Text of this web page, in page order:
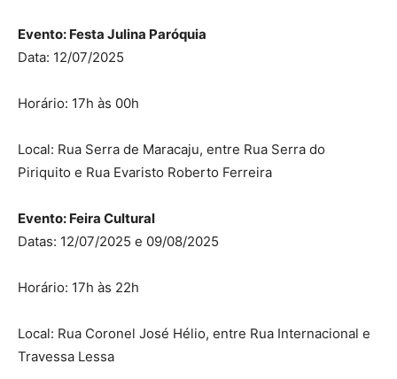
Evento: Festa Julina Paróquia
Data: 12/07/2025
Horário: 17h às 00h
Local: Rua Serra de Maracaju, entre Rua Serra do
Piriquito e Rua Evaristo Roberto Ferreira
Evento: Feira Cultural
Datas: 12/07/2025 e 09/08/2025
Horário: 17h às 22h
Local: Rua Coronel José Hélio, entre Rua Internacional e
Travessa Lessa